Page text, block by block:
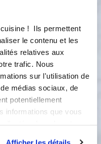
! Ils permettent
le contenu et les
relatives aux
trafic. Nous
sur l'utilisation de
médias sociaux, de
potentiellement
informations que vous
Afficher les détails
stopper la cuisson.
cuve d’un robot,
avec le sucre er le
toutes les
bien. Ajoutez la
noisette ; puis
fondu et les
Versez la pâte
; enfournez 25-30